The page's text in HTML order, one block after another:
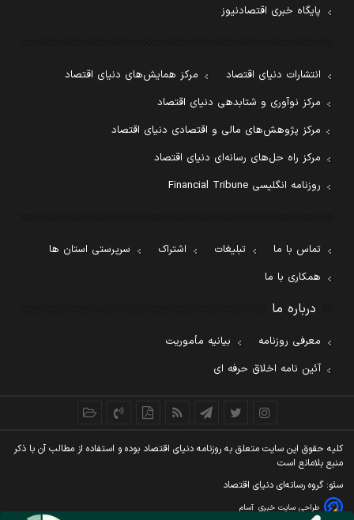
پایگاه خبری اقتصادنیوز
انتشارات دنیای اقتصاد
مرکز همایش‌های دنیای اقتصاد
مرکز نوآوری و شتابدهی دنیای اقتصاد
مرکز پژوهش‌های مالی و اقتصادی دنیای اقتصاد
مرکز راه حل‌های رسانه‌ای دنیای اقتصاد
روزنامه انگلیسی Financial Tribune
تماس با ما تبلیغات اشتراک
سرپرستی استان ها
همکاری با ما
درباره ما
معرفی روزنامه
بیانیه مأموریت
آئین نامه اخلاق حرفه ای
کليه حقوق اين سايت متعلق به روزنامه دنيای اقتصاد بوده و استفاده از مطالب آن با ذکر
منبع بلامانع است
سئو: گروه رسانه‌ای دنیای اقتصاد
طراحی سایت خبری آسام